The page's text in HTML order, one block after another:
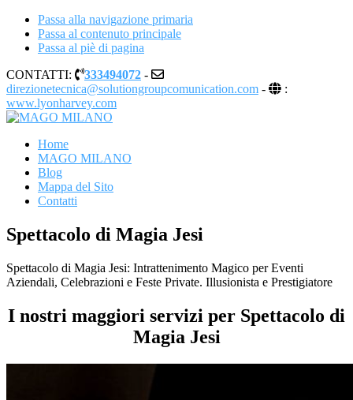
Passa alla navigazione primaria
Passa al contenuto principale
Passa al piè di pagina
CONTATTI:
333494072 -
direzionetecnica@solutiongroupcomunication.com -
:
www.lyonharvey.com
MAGO MILANO
Illusionista a Milano
Home
MAGO MILANO
Blog
Mappa del Sito
Contatti
Spettacolo di Magia Jesi
Spettacolo di Magia Jesi: Intrattenimento Magico per Eventi
Aziendali, Celebrazioni e Feste Private. Illusionista e Prestigiatore
I nostri maggiori servizi per Spettacolo di
Magia Jesi